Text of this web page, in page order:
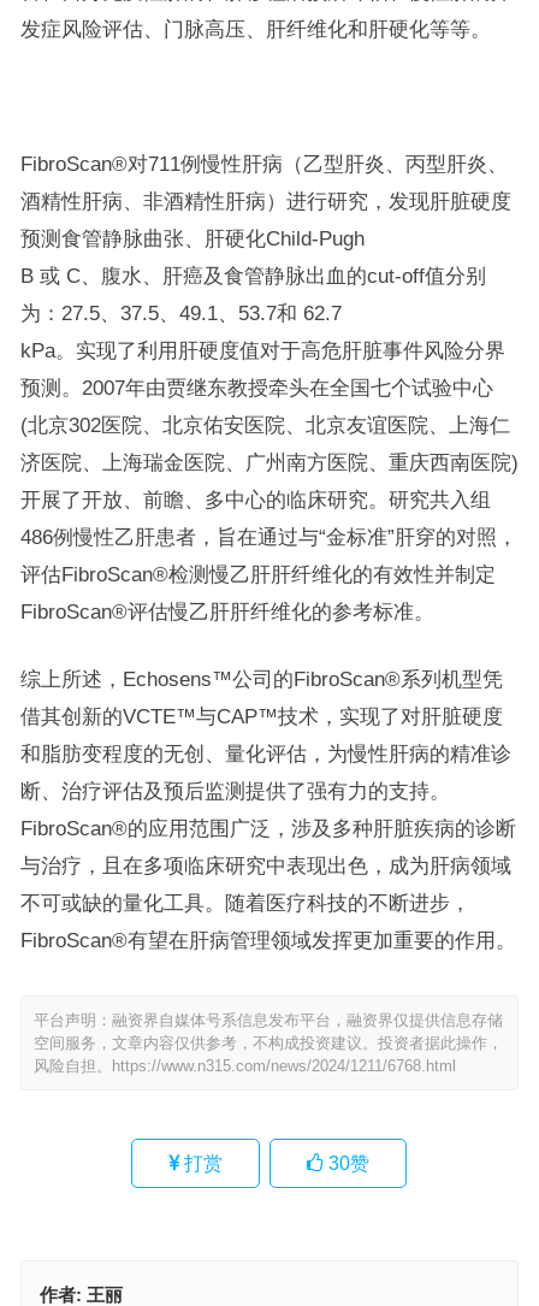
发症风险评估、门脉高压、肝纤维化和肝硬化等等。
FibroScan®对711例慢性肝病（乙型肝炎、丙型肝炎、
酒精性肝病、非酒精性肝病）进行研究，发现肝脏硬度
预测食管静脉曲张、肝硬化Child-Pugh
B 或 C、腹水、肝癌及食管静脉出血的cut-off值分别
为：27.5、37.5、49.1、53.7和 62.7
kPa。实现了利用肝硬度值对于高危肝脏事件风险分界
预测。2007年由贾继东教授牵头在全国七个试验中心
(北京302医院、北京佑安医院、北京友谊医院、上海仁
济医院、上海瑞金医院、广州南方医院、重庆西南医院)
开展了开放、前瞻、多中心的临床研究。研究共入组
486例慢性乙肝患者，旨在通过与“金标准”肝穿的对照，
评估FibroScan®检测慢乙肝肝纤维化的有效性并制定
FibroScan®评估慢乙肝肝纤维化的参考标准。
综上所述，Echosens™公司的FibroScan®系列机型凭
借其创新的VCTE™与CAP™技术，实现了对肝脏硬度
和脂肪变程度的无创、量化评估，为慢性肝病的精准诊
断、治疗评估及预后监测提供了强有力的支持。
FibroScan®的应用范围广泛，涉及多种肝脏疾病的诊断
与治疗，且在多项临床研究中表现出色，成为肝病领域
不可或缺的量化工具。随着医疗科技的不断进步，
FibroScan®有望在肝病管理领域发挥更加重要的作用。
平台声明：融资界自媒体号系信息发布平台，融资界仅提供信息存储
空间服务，文章内容仅供参考，不构成投资建议。投资者据此操作，
风险自担。
https://www.n315.com/news/2024/1211/6768.html
打赏 30赞
作者: 王丽